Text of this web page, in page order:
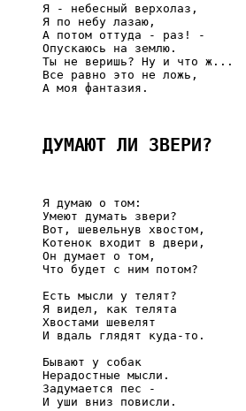
     Я - небесный верхолаз,
     Я по небу лазаю,
     А потом оттуда - раз! -
     Опускаюсь на землю.
     Ты не веришь? Ну и что ж...
     Все равно это не ложь,
     А моя фантазия.
ДУМАЮТ ЛИ ЗВЕРИ?
     Я думаю о том:
     Умеют думать звери?
     Вот, шевельнув хвостом,
     Котенок входит в двери,
     Он думает о том,
     Что будет с ним потом?
     Есть мысли у телят?
     Я видел, как телята
     Хвостами шевелят
     И вдаль глядят куда-то.
     Бывают у собак
     Нерадостные мысли.
     Задумается пес -
     И уши вниз повисли.